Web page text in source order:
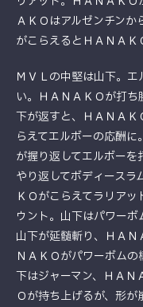
ＡＫＯはアルゼンチン
がこらえるとＨＡＮＡＫ
ＭＶＬの中堅は山下。
い。ＨＡＮＡＫＯが打
下が返すと、ＨＡＮＡＫ
らえてエルボーの応酬
が握り返してエルボー
やり返してボディースラ
ＫＯがこらえてラリア
ウント。山下はパワーボ
山下が延髄斬り、ＨＡ
ＮＡＫＯがパワーボム
下はジャーマン、ＨＡＮ
Ｏが持ち上げるが、形